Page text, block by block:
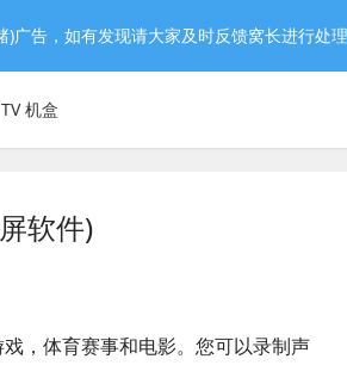
TV 机盒
软件)
，体育赛事和电影。您可以录制声
告，如有发现请大家及时反馈窝长进行处